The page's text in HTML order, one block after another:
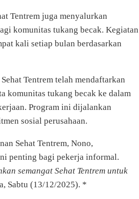
Tentrem juga menyalurkan
komunitas tukang becak. Kegiatan
kali setiap bulan berdasarkan
Tentrem telah mendaftarkan
komunitas tukang becak ke dalam
Program ini dijalankan
sosial perusahaan.
Sehat Tentrem, Nono,
penting bagi pekerja informal.
semangat Sehat Tentrem untuk
Sabtu (13/12/2025). *